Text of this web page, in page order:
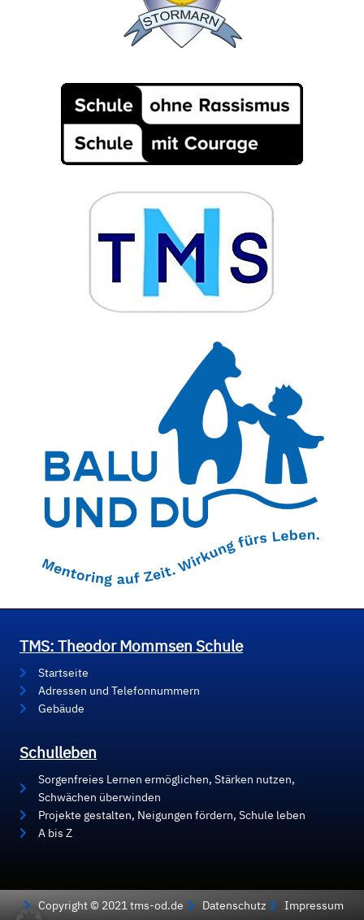
TMS: Theodor Mommsen Schule
Startseite
Adressen und Telefonnummern
Gebäude
Schulleben
Sorgenfreies Lernen ermöglichen, Stärken nutzen,
Schwächen überwinden
Projekte gestalten, Neigungen fördern, Schule leben
A bis Z
Copyright © 2021 tms-od.de Datenschutz Impressum